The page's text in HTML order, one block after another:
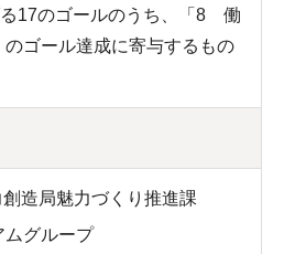
17のゴールのうち、「8 働
ゴール達成に寄与するもの
造局魅力づくり推進課
ムグループ